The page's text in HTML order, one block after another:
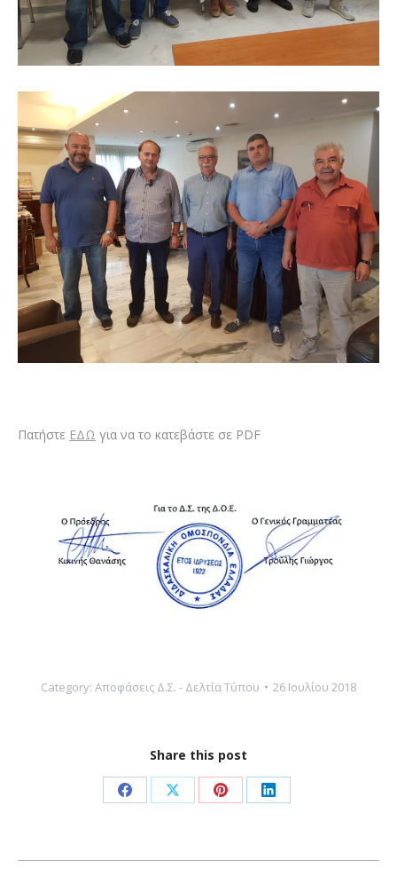
Πατήστε ΕΔΩ για να το κατεβάστε σε PDF
Category: Αποφάσεις Δ.Σ. - Δελτία Τύπου 26 Ιουλίου 2018
Share this post
Share
Facebook
Share
X
Share
Pinterest
Share
LinkedIn